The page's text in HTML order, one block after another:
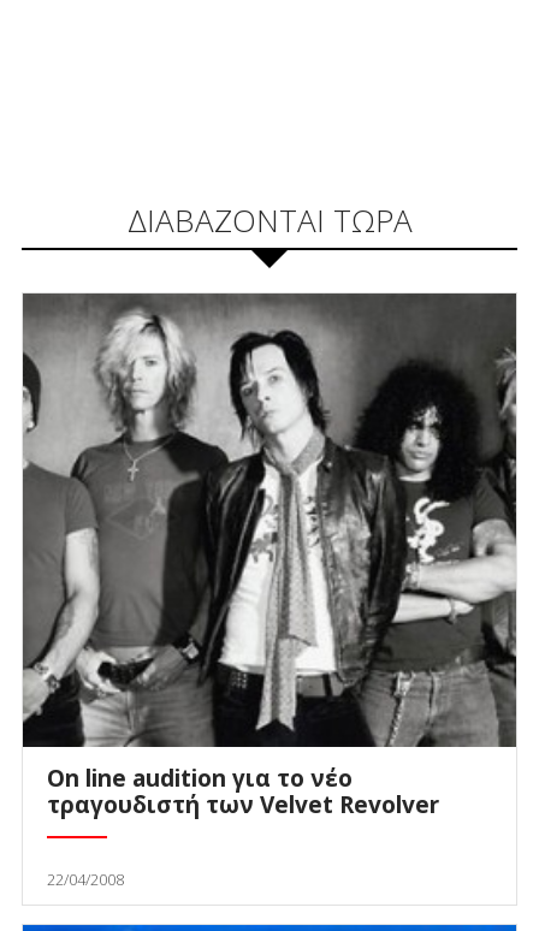
ΔΙΑΒΑΖΟΝΤΑΙ ΤΩΡΑ
On line audition για το νέο
τραγουδιστή των Velvet Revolver
22/04/2008